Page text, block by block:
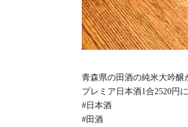
青森県の田酒の純米大吟醸
プレミア日本酒1合2520円
#日本酒
#田酒